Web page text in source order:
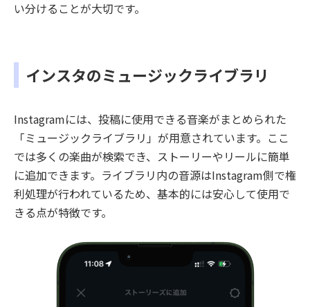
い分けることが大切です。
インスタのミュージックライブラリ
Instagramには、投稿に使用できる音楽がまとめられた
「ミュージックライブラリ」が用意されています。ここ
では多くの楽曲が検索でき、ストーリーやリールに簡単
に追加できます。ライブラリ内の音源はInstagram側で権
利処理が行われているため、基本的には安心して使用で
きる点が特徴です。